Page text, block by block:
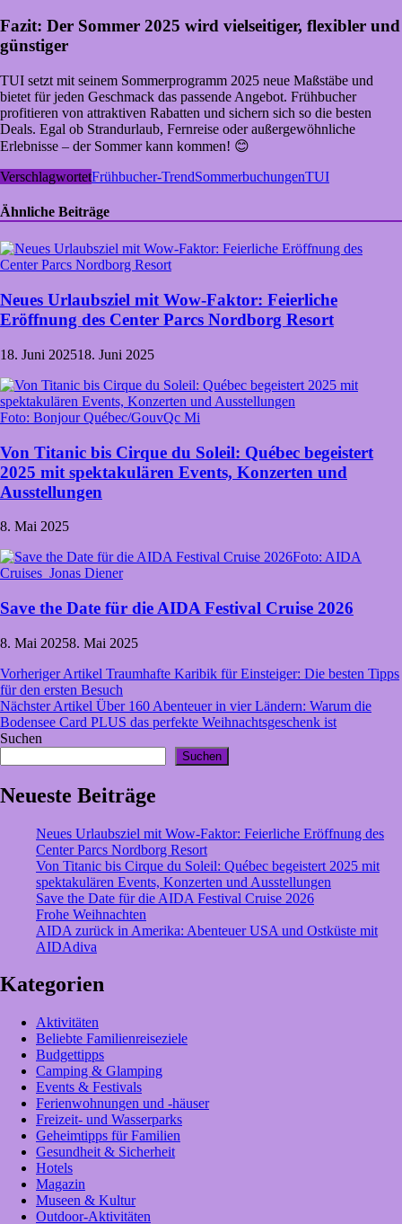
Fazit: Der Sommer 2025 wird vielseitiger, flexibler und
günstiger
TUI setzt mit seinem Sommerprogramm 2025 neue Maßstäbe und
bietet für jeden Geschmack das passende Angebot. Frühbucher
profitieren von attraktiven Rabatten und sichern sich so die besten
Deals. Egal ob Strandurlaub, Fernreise oder außergewöhnliche
Erlebnisse – der Sommer kann kommen! 😊
VerschlagwortetFrühbucher-TrendSommerbuchungenTUI
Ähnliche Beiträge
Neues Urlaubsziel mit Wow-Faktor: Feierliche
Eröffnung des Center Parcs Nordborg Resort
18. Juni 202518. Juni 2025
Foto: Bonjour Québec/GouvQc Mi
Von Titanic bis Cirque du Soleil: Québec begeistert
2025 mit spektakulären Events, Konzerten und
Ausstellungen
8. Mai 2025
Foto: AIDA
Cruises_Jonas Diener
Save the Date für die AIDA Festival Cruise 2026
8. Mai 20258. Mai 2025
Beitragsnavigation
Vorheriger Artikel Traumhafte Karibik für Einsteiger: Die besten Tipps
für den ersten Besuch
Nächster Artikel Über 160 Abenteuer in vier Ländern: Warum die
Bodensee Card PLUS das perfekte Weihnachtsgeschenk ist
Suchen
Suchen
Neueste Beiträge
Neues Urlaubsziel mit Wow-Faktor: Feierliche Eröffnung des
Center Parcs Nordborg Resort
Von Titanic bis Cirque du Soleil: Québec begeistert 2025 mit
spektakulären Events, Konzerten und Ausstellungen
Save the Date für die AIDA Festival Cruise 2026
Frohe Weihnachten
AIDA zurück in Amerika: Abenteuer USA und Ostküste mit
AIDAdiva
Kategorien
Aktivitäten
Beliebte Familienreiseziele
Budgettipps
Camping & Glamping
Events & Festivals
Ferienwohnungen und -häuser
Freizeit- und Wasserparks
Geheimtipps für Familien
Gesundheit & Sicherheit
Hotels
Magazin
Museen & Kultur
Outdoor-Aktivitäten